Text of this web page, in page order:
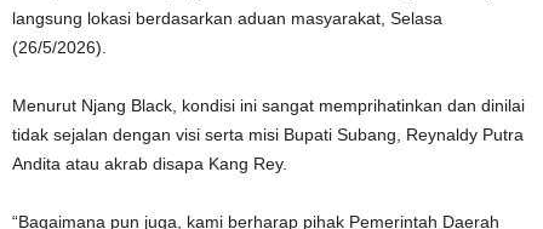
langsung lokasi berdasarkan aduan masyarakat, Selasa
(26/5/2026).
Menurut Njang Black, kondisi ini sangat memprihatinkan dan dinilai
tidak sejalan dengan visi serta misi Bupati Subang, Reynaldy Putra
Andita atau akrab disapa Kang Rey.
“Bagaimana pun juga, kami berharap pihak Pemerintah Daerah